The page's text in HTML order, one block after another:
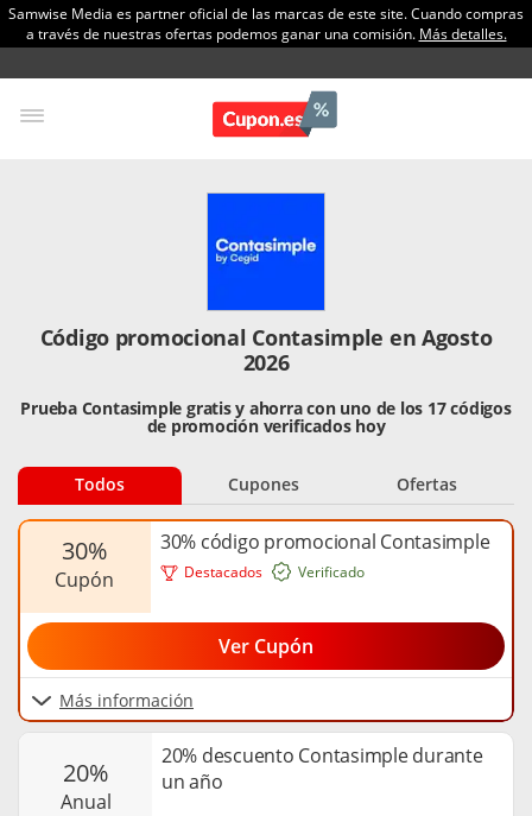
Samwise Media es partner oficial de las marcas de este site. Cuando compras
a través de nuestras ofertas podemos ganar una comisión. Más detalles.
Código promocional Contasimple en Agosto
2026
Prueba Contasimple gratis y ahorra con uno de los 17 códigos
de promoción verificados hoy
Todos Cupones Ofertas
Destacados
30%
cupón
30% código promocional Contasimple
Más información
Verificado
Ver Cupón
20%
anual
20% descuento Contasimple durante
un año